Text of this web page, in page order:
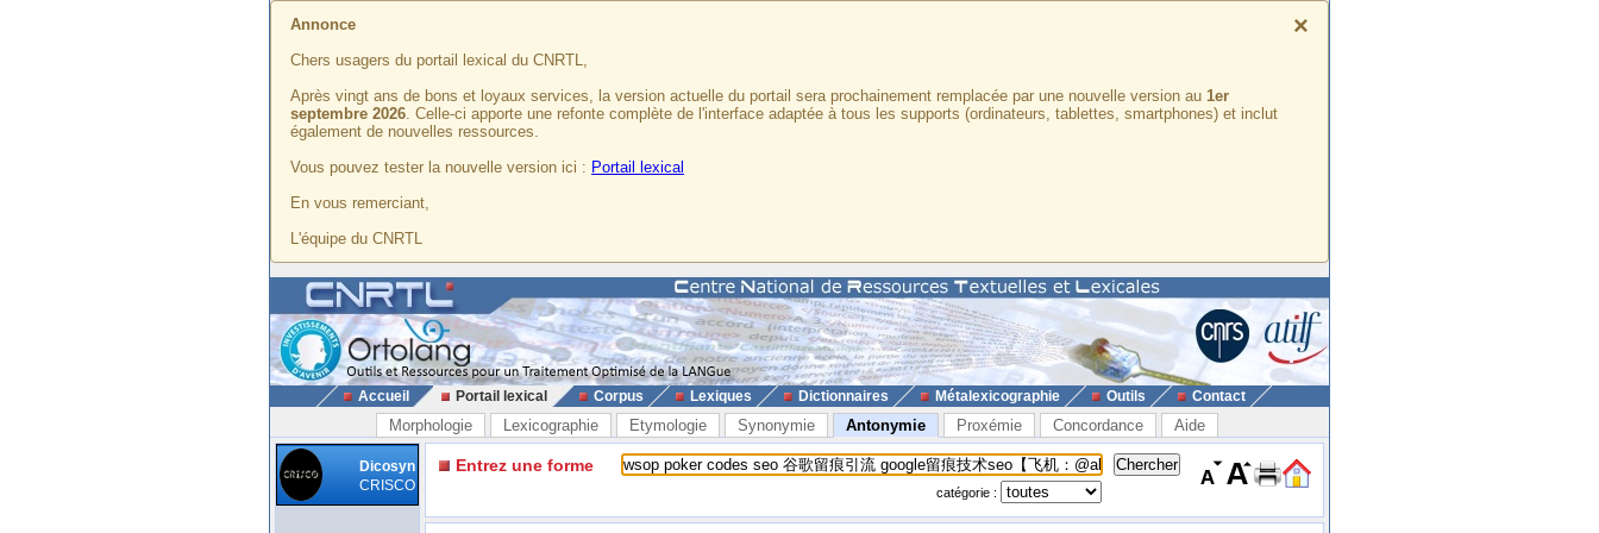
×
Annonce
Chers usagers du portail lexical du CNRTL,
Après vingt ans de bons et loyaux services, la version actuelle du portail sera prochainement remplacée par une nouvelle version au 1er
septembre 2026. Celle-ci apporte une refonte complète de l'interface adaptée à tous les supports (ordinateurs, tablettes, smartphones) et inclut
également de nouvelles ressources.
Vous pouvez tester la nouvelle version ici : Portail lexical
En vous remerciant,
L'équipe du CNRTL
Accueil Portail lexical Corpus Lexiques Dictionnaires Métalexicographie Outils Contact
Morphologie Lexicographie Etymologie Synonymie Antonymie Proxémie Concordance Aide
Dicosyn
CRISCO
Entrez une forme
catégorie :